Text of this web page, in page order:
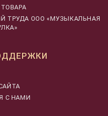
ТРУДА ООО «МУЗЫКАЛЬНАЯ
С НАМИ